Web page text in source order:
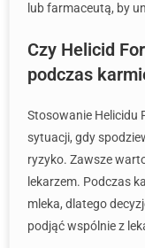
lub farmaceutą, by
Czy Helicid
podczas
Stosowanie Helicidu
sytuacji, gdy
ryzyko. Zawsze
lekarzem. Podczas
mleka, dlatego
podjąć wspólnie z